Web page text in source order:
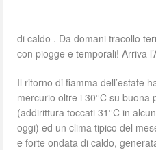
di caldo . Da domani tracollo
con piogge e temporali! Arriva
Il ritorno di fiamma dell’estate
mercurio oltre i 30°C su buona
(addirittura toccati 31°C in
oggi) ed un clima tipico del
e forte ondata di caldo,